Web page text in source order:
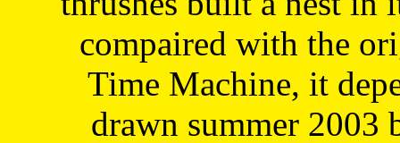
compaired with the
Time Machine, it
drawn summer 2003